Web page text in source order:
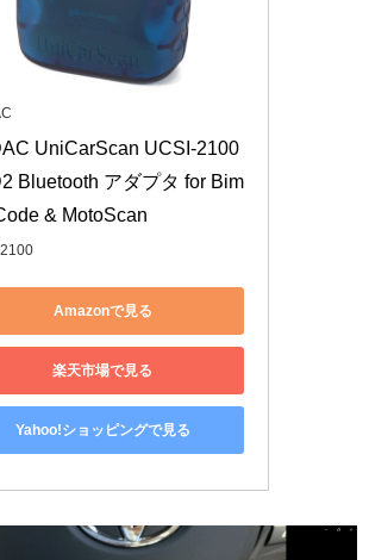
UniCarScan UCSI-2100
Bluetooth アダプタ for Bim
& MotoScan
Amazonで見る
楽天市場で見る
Yahoo!ショッピングで見る